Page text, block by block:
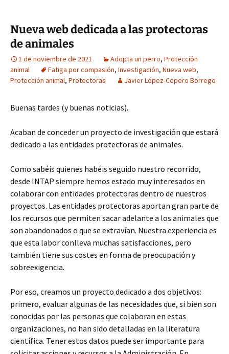
Nueva web dedicada a las protectoras
de animales
1 de noviembre de 2021 Adopta un perro, Protección
animal
Fatiga por compasión, Investigación, Nueva web,
Protección animal, Protectoras Javier López-Cepero Borrego
Buenas tardes (y buenas noticias).
Acaban de conceder un proyecto de investigación que estará
dedicado a las entidades protectoras de animales.
Como sabéis quienes habéis seguido nuestro recorrido,
desde INTAP siempre hemos estado muy interesados en
colaborar con entidades protectoras dentro de nuestros
proyectos. Las entidades protectoras aportan gran parte de
los recursos que permiten sacar adelante a los animales que
son abandonados o que se extravían. Nuestra experiencia es
que esta labor conlleva muchas satisfacciones, pero
también tiene sus costes en forma de preocupación y
sobreexigencia.
Por eso, creamos un proyecto dedicado a dos objetivos:
primero, evaluar algunas de las necesidades que, si bien son
conocidas por las personas que colaboran en estas
organizaciones, no han sido detalladas en la literatura
científica. Tener estos datos puede ser importante para